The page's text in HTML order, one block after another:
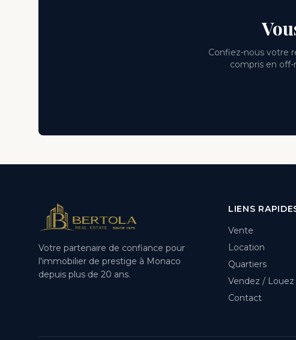
Confiez-nous votre
compris en
Votre partenaire de confiance pour
l'immobilier de prestige à Monaco
depuis plus de 20 ans.
LIENS
Vente
Location
Quartiers
Vendez / Louez
Contact